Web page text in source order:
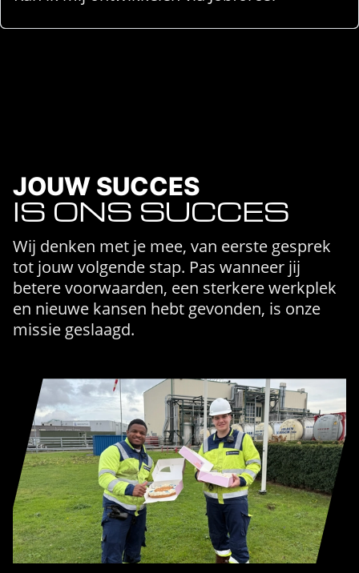
JOUW SUCCES
IS ONS SUCCES
Wij denken met je mee, van eerste gesprek
tot jouw volgende stap. Pas wanneer jij
betere voorwaarden, een sterkere werkplek
en nieuwe kansen hebt gevonden, is onze
missie geslaagd.